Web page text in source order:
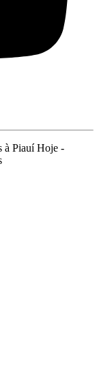
à Piauí Hoje -